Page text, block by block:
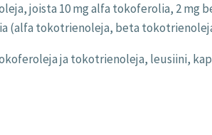
joista 10 mg alfa tokoferolia, 2 mg
(alfa tokotrienoleja, beta
ja tokotrienoleja, leusiini,